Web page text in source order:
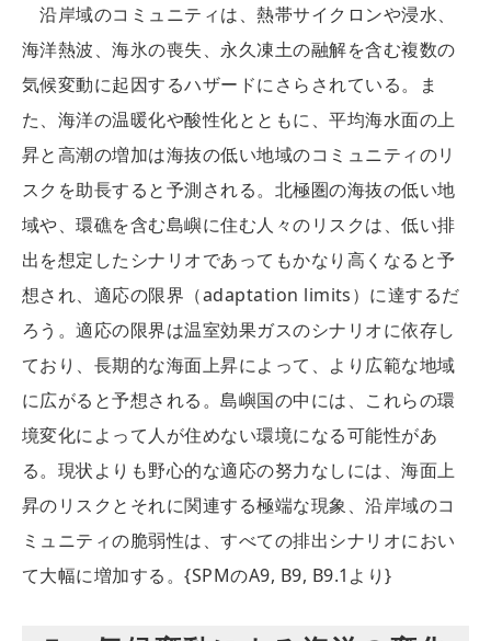
沿岸域のコミュニティは、熱帯サイクロンや浸水、
海洋熱波、海氷の喪失、永久凍土の融解を含む複数の
気候変動に起因するハザードにさらされている。ま
た、海洋の温暖化や酸性化とともに、平均海水面の上
昇と高潮の増加は海抜の低い地域のコミュニティのリ
スクを助長すると予測される。北極圏の海抜の低い地
域や、環礁を含む島嶼に住む人々のリスクは、低い排
出を想定したシナリオであってもかなり高くなると予
想され、適応の限界（adaptation limits）に達するだ
ろう。適応の限界は温室効果ガスのシナリオに依存し
ており、長期的な海面上昇によって、より広範な地域
に広がると予想される。島嶼国の中には、これらの環
境変化によって人が住めない環境になる可能性があ
る。現状よりも野心的な適応の努力なしには、海面上
昇のリスクとそれに関連する極端な現象、沿岸域のコ
ミュニティの脆弱性は、すべての排出シナリオにおい
て大幅に増加する。{SPMのA9, B9, B9.1より}